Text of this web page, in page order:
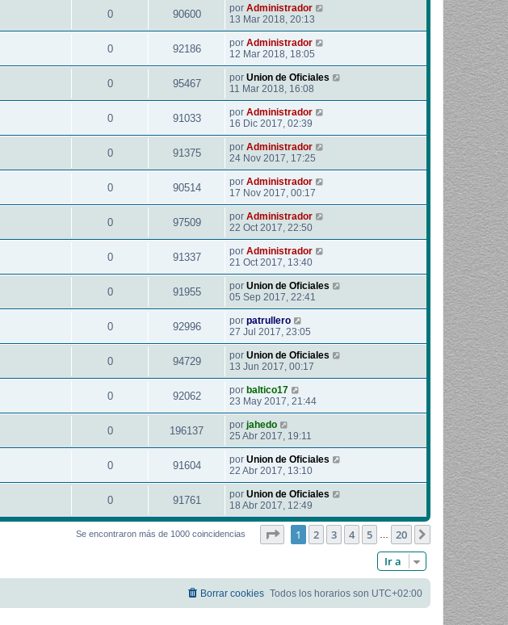
0 90600 por Administrador
13 Mar 2018, 20:13
0 92186 por Administrador
12 Mar 2018, 18:05
0 95467 por Union de Oficiales
11 Mar 2018, 16:08
0 91033 por Administrador
16 Dic 2017, 02:39
0 91375 por Administrador
24 Nov 2017, 17:25
0 90514 por Administrador
17 Nov 2017, 00:17
0 97509 por Administrador
22 Oct 2017, 22:50
0 91337 por Administrador
21 Oct 2017, 13:40
0 91955 por Union de Oficiales
05 Sep 2017, 22:41
0 92996 por patrullero
27 Jul 2017, 23:05
0 94729 por Union de Oficiales
13 Jun 2017, 00:17
0 92062 por baltico17
23 May 2017, 21:44
0 196137 por jahedo
25 Abr 2017, 19:11
0 91604 por Union de Oficiales
22 Abr 2017, 13:10
0 91761 por Union de Oficiales
18 Abr 2017, 12:49
Se encontraron más de 1000 coincidencias Página1 de 20
1 2 3 4 5 20 Siguiente
Ir a
Todos los horarios son UTC+02:00
Borrar cookies